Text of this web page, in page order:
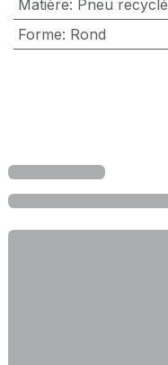
Matière: Pneu recyclé
Forme: Rond